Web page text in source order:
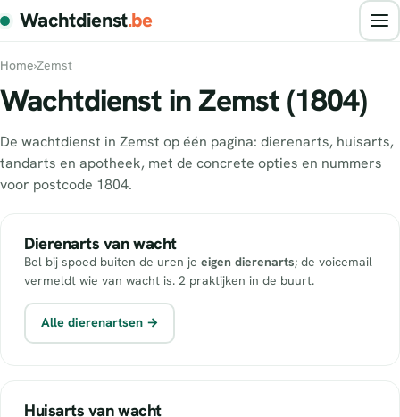
Wachtdienst.be
Home›Zemst
Wachtdienst in Zemst (1804)
De wachtdienst in Zemst op één pagina: dierenarts, huisarts,
tandarts en apotheek, met de concrete opties en nummers
voor postcode 1804.
Dierenarts van wacht
Bel bij spoed buiten de uren je eigen dierenarts; de voicemail
vermeldt wie van wacht is. 2 praktijken in de buurt.
Alle dierenartsen →
Huisarts van wacht